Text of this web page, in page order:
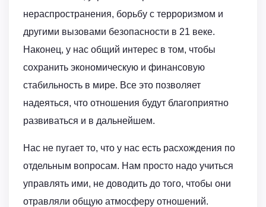
нераспространения, борьбу с терроризмом и
другими вызовами безопасности в 21 веке.
Наконец, у нас общий интерес в том, чтобы
сохранить экономическую и финансовую
стабильность в мире. Все это позволяет
надеяться, что отношения будут благоприятно
развиваться и в дальнейшем.
Нас не пугает то, что у нас есть расхождения по
отдельным вопросам. Нам просто надо учиться
управлять ими, не доводить до того, чтобы они
отравляли общую атмосферу отношений.